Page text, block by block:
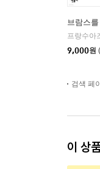
브람스
9,000원
검색 페
이 상